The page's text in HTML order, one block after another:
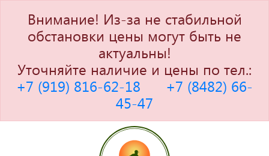
Внимание! Из-за не стабильной
обстановки цены могут быть не
актуальны!
Уточняйте наличие и цены по тел.:
+7 (919) 816-62-18
+7 (8482) 66-
45-47